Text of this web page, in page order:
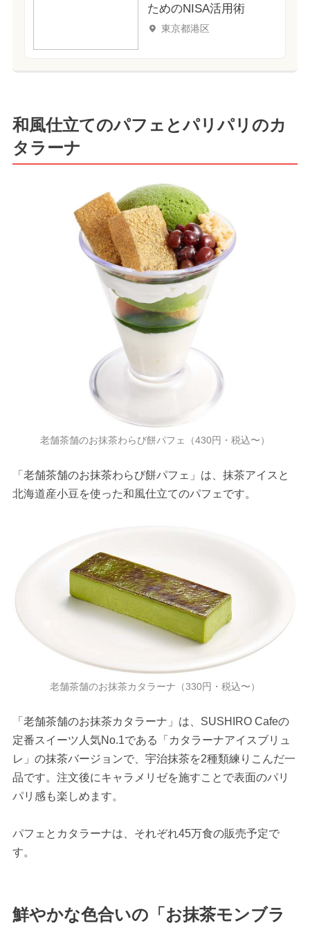
ためのNISA活用術
東京都港区
和風仕立てのパフェとパリパリのカ
タラーナ
老舗茶舗のお抹茶わらび餅パフェ（430円・税込〜）
「老舗茶舗のお抹茶わらび餅パフェ」は、抹茶アイスと
北海道産小豆を使った和風仕立てのパフェです。
老舗茶舗のお抹茶カタラーナ（330円・税込〜）
「老舗茶舗のお抹茶カタラーナ」は、SUSHIRO Cafeの
定番スイーツ人気No.1である「カタラーナアイスブリュ
レ」の抹茶バージョンで、宇治抹茶を2種類練りこんだ一
品です。注文後にキャラメリゼを施すことで表面のパリ
パリ感も楽しめます。
パフェとカタラーナは、それぞれ45万食の販売予定で
す。
鮮やかな色合いの「お抹茶モンブラ